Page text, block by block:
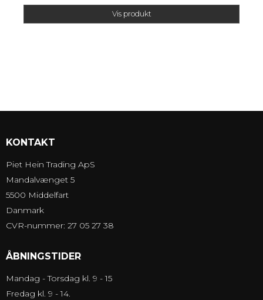
Vis produkt
KONTAKT
Piet Hein Trading ApS
Mandalvænget 5
5500 Middelfart
Danmark
CVR-nummer: 27 05 27 38
ÅBNINGSTIDER
Mandag - Torsdag kl. 9 - 15
Fredag kl. 9 - 14.